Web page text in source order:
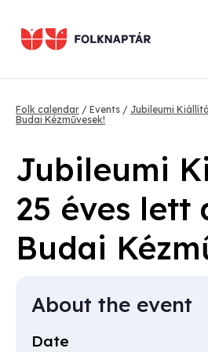
main
content
Breadcrumb
Folk calendar Events
Jubileumi
Budai Kézművesek!
Jubileumi
25 éves lett
Budai
About the event
Date